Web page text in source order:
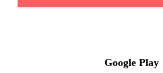
Google Play